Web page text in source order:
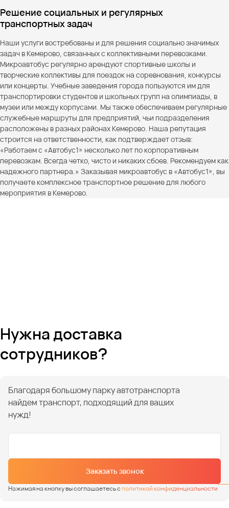
Решение социальных и регулярных
транспортных задач
Наши услуги востребованы и для решения социально значимых
задач в Кемерово, связанных с коллективными перевозками.
Микроавтобус регулярно арендуют спортивные школы и
творческие коллективы для поездок на соревнования, конкурсы
или концерты. Учебные заведения города пользуются им для
транспортировки студентов и школьных групп на олимпиады, в
музеи или между корпусами. Мы также обеспечиваем регулярные
служебные маршруты для предприятий, чьи подразделения
расположены в разных районах Кемерово. Наша репутация
строится на ответственности, как подтверждает отзыв:
«Работаем с «Автобус1» несколько лет по корпоративным
перевозкам. Всегда четко, чисто и никаких сбоев. Рекомендуем как
надежного партнера.» Заказывая микроавтобус в «Автобус1», вы
получаете комплексное транспортное решение для любого
мероприятия в Кемерово.
Нужна доставка
сотрудников?
Благодаря большому парку автотранспорта
найдем транспорт, подходящий для ваших
нужд!
Заказать звонок
Нажимая на кнопку вы соглашаетесь сполитикой конфиденциальности